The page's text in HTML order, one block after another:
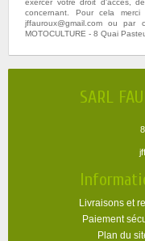
exercer votre droit d'accès,
concernant. Pour cela
jffauroux@gmail.com ou par
MOTOCULTURE - 8 Quai
SARL
Livraisons et
Paiement
Plan du